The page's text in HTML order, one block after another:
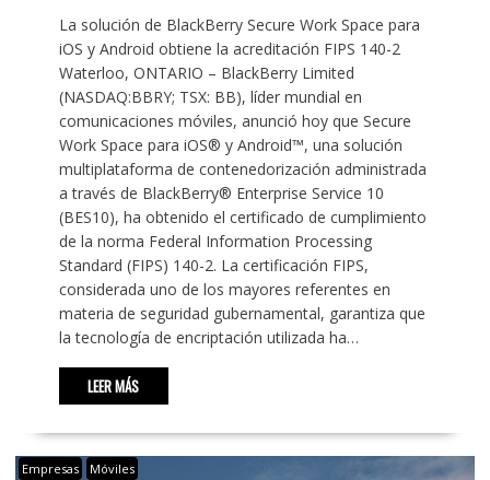
La solución de BlackBerry Secure Work Space para
iOS y Android obtiene la acreditación FIPS 140-2
Waterloo, ONTARIO – BlackBerry Limited
(NASDAQ:BBRY; TSX: BB), líder mundial en
comunicaciones móviles, anunció hoy que Secure
Work Space para iOS® y Android™, una solución
multiplataforma de contenedorización administrada
a través de BlackBerry® Enterprise Service 10
(BES10), ha obtenido el certificado de cumplimiento
de la norma Federal Information Processing
Standard (FIPS) 140-2. La certificación FIPS,
considerada uno de los mayores referentes en
materia de seguridad gubernamental, garantiza que
la tecnología de encriptación utilizada ha…
LEER MÁS
Empresas Móviles